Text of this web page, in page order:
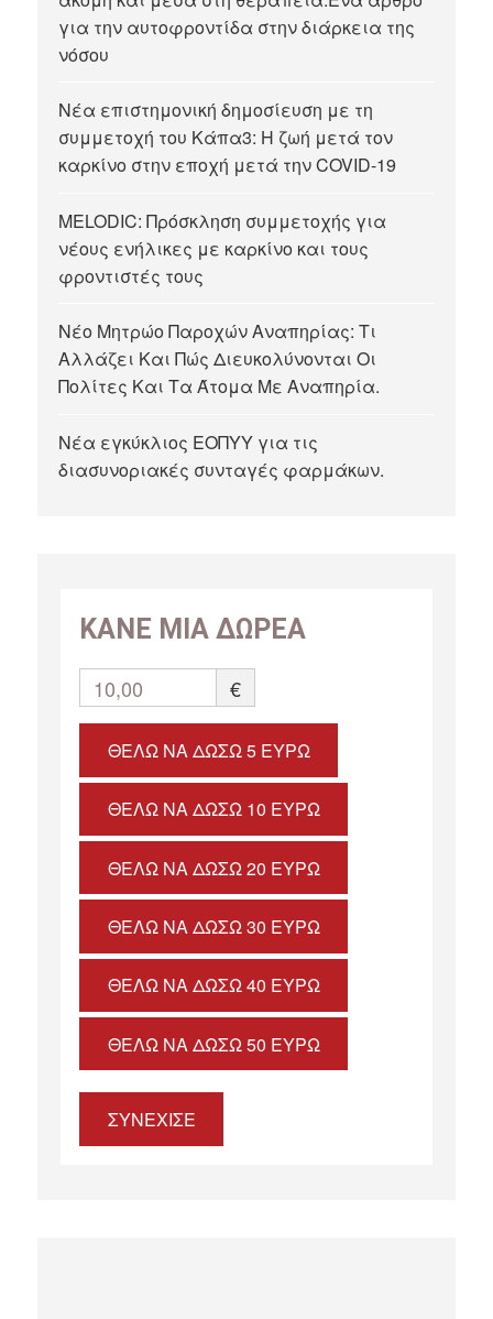
για την αυτοφροντίδα στην διάρκεια της
νόσου
Νέα επιστημονική δημοσίευση με τη
συμμετοχή του Κάπα3: Η ζωή μετά τον
καρκίνο στην εποχή μετά την COVID-19
MELODIC: Πρόσκληση συμμετοχής για
νέους ενήλικες με καρκίνο και τους
φροντιστές τους
Νέο Μητρώο Παροχών Αναπηρίας: Τι
Αλλάζει Και Πώς Διευκολύνονται Οι
Πολίτες Και Τα Άτομα Με Αναπηρία.
Νέα εγκύκλιος ΕΟΠΥΥ για τις
διασυνοριακές συνταγές φαρμάκων.
ΚΑΝΕ ΜΙΑ ΔΩΡΕΑ
10,00 €
ΘΈΛΩ ΝΑ ΔΏΣΩ 5 ΕΥΡΏ
ΘΈΛΩ ΝΑ ΔΏΣΩ 10 ΕΥΡΏ
ΘΈΛΩ ΝΑ ΔΏΣΩ 20 ΕΥΡΏ
ΘΈΛΩ ΝΑ ΔΏΣΩ 30 ΕΥΡΏ
ΘΈΛΩ ΝΑ ΔΏΣΩ 40 ΕΥΡΏ
ΘΈΛΩ ΝΑ ΔΏΣΩ 50 ΕΥΡΏ
ΣΥΝΕΧΙΣΕ